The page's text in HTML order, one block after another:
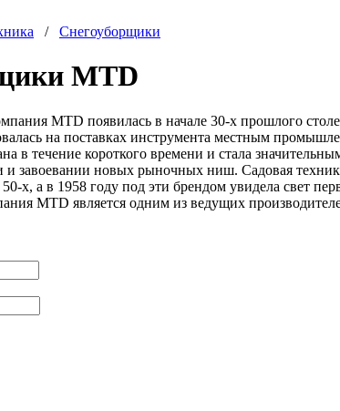
/ Снегоуборщики
MTD
MTD появилась в начале 30-х прошлого
на поставках инструмента местным
в течение короткого времени и стала
и завоевании новых рыночных ниш. Садовая
х, а в 1958 году под эти брендом увидела свет
MTD является одним из ведущих